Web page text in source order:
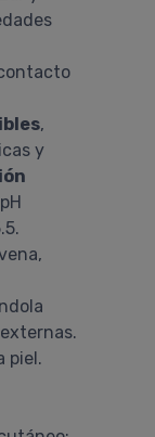
,
y
piel.